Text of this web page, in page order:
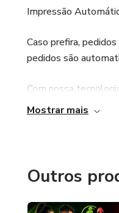
Impressão
Caso prefira,
pedidos são
Com nossa
Store ou App Store,
Mostrar mais
Outros